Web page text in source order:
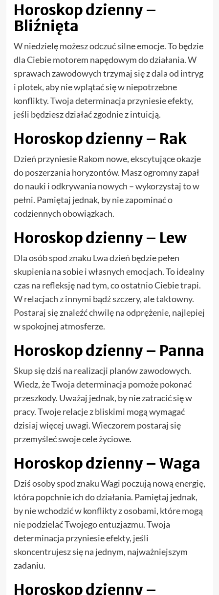
Horoskop dzienny –
Bliźnięta
W niedzielę możesz odczuć silne emocje. To będzie
dla Ciebie motorem napędowym do działania. W
sprawach zawodowych trzymaj się z dala od intryg
i plotek, aby nie wplątać się w niepotrzebne
konflikty. Twoja determinacja przyniesie efekty,
jeśli będziesz działać zgodnie z intuicją.
Horoskop dzienny – Rak
Dzień przyniesie Rakom nowe, ekscytujące okazje
do poszerzania horyzontów. Masz ogromny zapał
do nauki i odkrywania nowych – wykorzystaj to w
pełni. Pamiętaj jednak, by nie zapominać o
codziennych obowiązkach.
Horoskop dzienny – Lew
Dla osób spod znaku Lwa dzień będzie pełen
skupienia na sobie i własnych emocjach. To idealny
czas na refleksję nad tym, co ostatnio Ciebie trapi.
W relacjach z innymi bądź szczery, ale taktowny.
Postaraj się znaleźć chwilę na odprężenie, najlepiej
w spokojnej atmosferze.
Horoskop dzienny – Panna
Skup się dziś na realizacji planów zawodowych.
Wiedz, że Twoja determinacja pomoże pokonać
przeszkody. Uważaj jednak, by nie zatracić się w
pracy. Twoje relacje z bliskimi mogą wymagać
dzisiaj więcej uwagi. Wieczorem postaraj się
przemyśleć swoje cele życiowe.
Horoskop dzienny – Waga
Dziś osoby spod znaku Wagi poczują nową energię,
która popchnie ich do działania. Pamiętaj jednak,
by nie wchodzić w konflikty z osobami, które mogą
nie podzielać Twojego entuzjazmu. Twoja
determinacja przyniesie efekty, jeśli
skoncentrujesz się na jednym, najważniejszym
zadaniu.
Horoskop dzienny –